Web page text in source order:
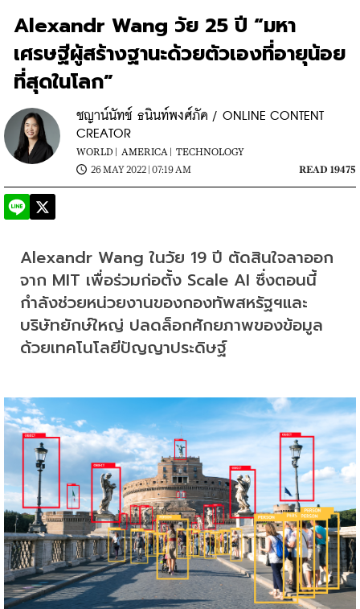
Alexandr Wang วัย 25 ปี “มหา
เศรษฐีผู้สร้างฐานะด้วยตัวเองที่อายุน้อย
ที่สุดในโลก”
ชญาน์นัทช์ ธนินท์พงศ์ภัค / ONLINE CONTENT
CREATOR
WORLD | AMERICA | TECHNOLOGY
26 MAY 2022 | 07:19 AM
READ 19475
Alexandr Wang ในวัย 19 ปี ตัดสินใจลาออก
จาก MIT เพื่อร่วมก่อตั้ง Scale AI ซึ่งตอนนี้
กำลังช่วยหน่วยงานของกองทัพสหรัฐฯและ
บริษัทยักษ์ใหญ่ ปลดล็อกศักยภาพของข้อมูล
ด้วยเทคโนโลยีปัญญาประดิษฐ์